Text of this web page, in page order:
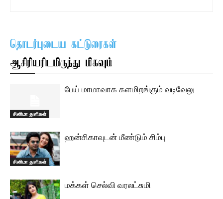
தொடர்புடைய கட்டுரைகள்
ஆசிரியரிடமிருந்து மிகவும்
சினிமா துளிகள்
பேய் மாமாவாக களமிறங்கும் வடிவேலு
சினிமா துளிகள்
ஹன்சிகாவுடன் மீண்டும் சிம்பு
மக்கள் செல்வி வரலட்சுமி